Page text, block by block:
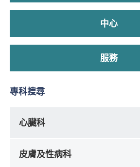
中心
服務
專科搜尋
心臟科
皮膚及性病科